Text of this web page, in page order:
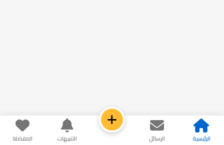
الرئيسية الرسائل التنبيهات المفضلة